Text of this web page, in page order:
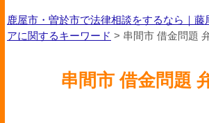
鹿屋市・曽於市で法律相談をするなら｜藤
アに関するキーワード > 串間市 借金問題
串間市 借金問題